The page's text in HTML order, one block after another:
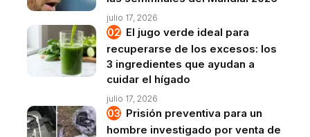
julio 17, 2026
El jugo verde ideal para
recuperarse de los excesos: los
3 ingredientes que ayudan a
cuidar el hígado
julio 17, 2026
Prisión preventiva para un
hombre investigado por venta de